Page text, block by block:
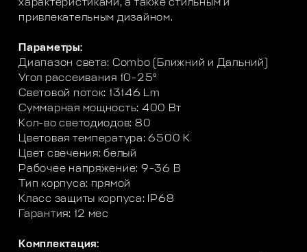
характеристиками, а также стильным и
привлекательным дизайном.
Параметры:
Диапазон света: Combo (Ближний и Дальний)
Угол рассеивания 10-25°
Световой поток: 13146 Lm
Суммарная мощность: 400 Вт
Кол-во светодиодов: 80
Цветовая температура: 6500 K
Цвет свечения: белый
Рабочее напряжение: 9-36 В
Тип корпуса: прямой
Класс защиты корпуса: IP68
Гарантия: 12 мес
Комплектация: